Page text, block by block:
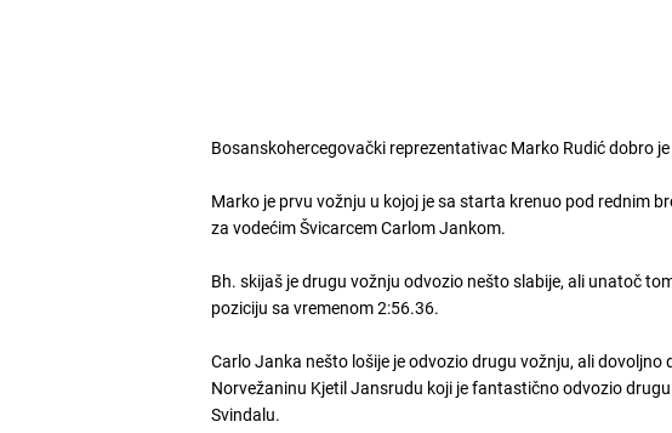
Bosanskohercegovački reprezentativac Marko Rudić dobro
Marko je prvu vožnju u kojoj je sa starta krenuo pod rednim
za vodećim Švicarcem Carlom Jankom.
Bh. skijaš je drugu vožnju odvozio nešto slabije, ali unatoč
poziciju sa vremenom 2:56.36.
Carlo Janka nešto lošije je odvozio drugu vožnju, ali
Norvežaninu Kjetil Jansrudu koji je fantastično odvozio
Svindalu.